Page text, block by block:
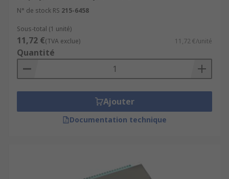
N° de stock RS 215-6458
Sous-total (1 unité)
11,72 €(TVA exclue) 11,72 €/unité
Quantité
Ajouter
Documentation technique